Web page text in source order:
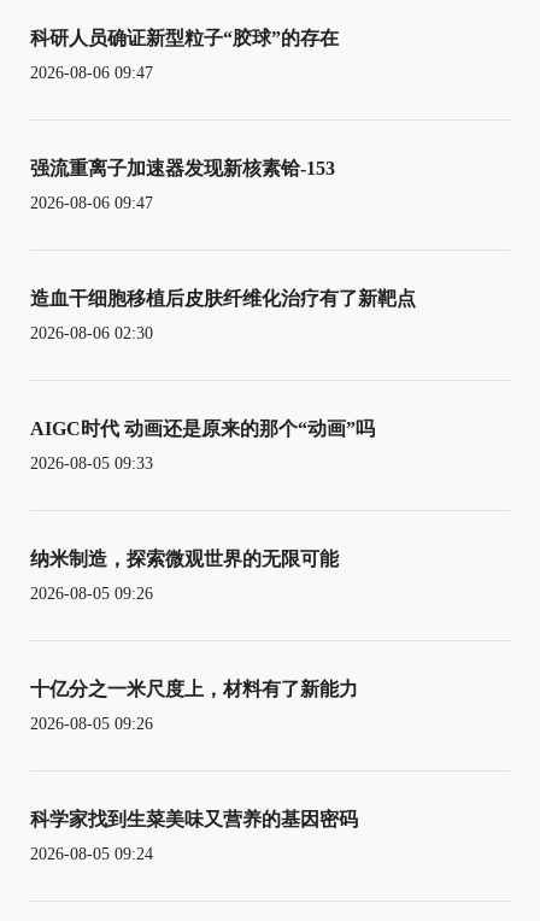
科研人员确证新型粒子“胶球”的存在
2026-08-06 09:47
强流重离子加速器发现新核素铪-153
2026-08-06 09:47
造血干细胞移植后皮肤纤维化治疗有了新靶点
2026-08-06 02:30
AIGC时代 动画还是原来的那个“动画”吗
2026-08-05 09:33
纳米制造，探索微观世界的无限可能
2026-08-05 09:26
十亿分之一米尺度上，材料有了新能力
2026-08-05 09:26
科学家找到生菜美味又营养的基因密码
2026-08-05 09:24